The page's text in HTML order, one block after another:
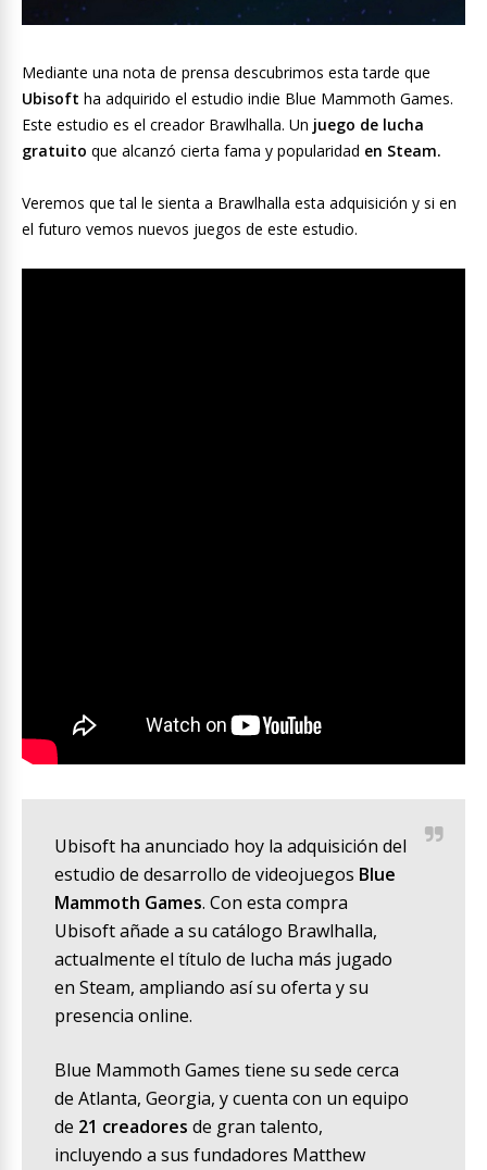
Mediante una nota de prensa descubrimos esta tarde que
Ubisoft ha adquirido el estudio indie Blue Mammoth Games.
Este estudio es el creador Brawlhalla. Un juego de lucha
gratuito que alcanzó cierta fama y popularidad en Steam.
Veremos que tal le sienta a Brawlhalla esta adquisición y si en
el futuro vemos nuevos juegos de este estudio.
Ubisoft ha anunciado hoy la adquisición del
estudio de desarrollo de videojuegos Blue
Mammoth Games. Con esta compra
Ubisoft añade a su catálogo Brawlhalla,
actualmente el título de lucha más jugado
en Steam, ampliando así su oferta y su
presencia online.
Blue Mammoth Games tiene su sede cerca
de Atlanta, Georgia, y cuenta con un equipo
de 21 creadores de gran talento,
incluyendo a sus fundadores Matthew